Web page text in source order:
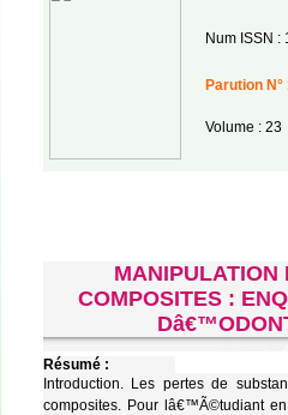
Num ISSN :
Parution N°
Volume : 23
MANIPULATION
COMPOSITES :
Résumé :
Introduction. Les pertes de
composites. Pour lâ€™Ã©tudiant